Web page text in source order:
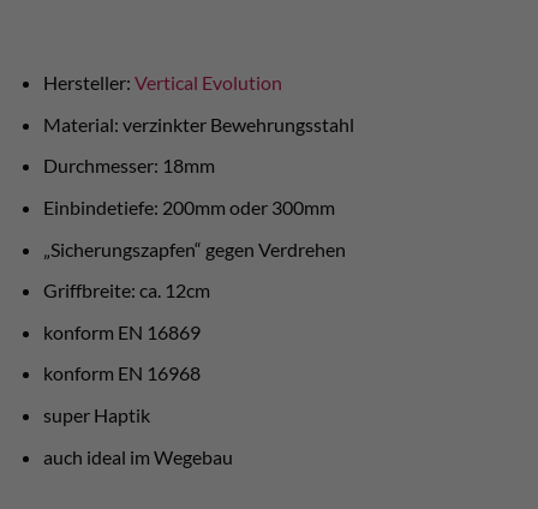
Hersteller: Vertical Evolution
Material: verzinkter Bewehrungsstahl
Durchmesser: 18mm
Einbindetiefe: 200mm oder 300mm
„Sicherungszapfen“ gegen Verdrehen
Griffbreite: ca. 12cm
konform EN 16869
konform EN 16968
super Haptik
auch ideal im Wegebau